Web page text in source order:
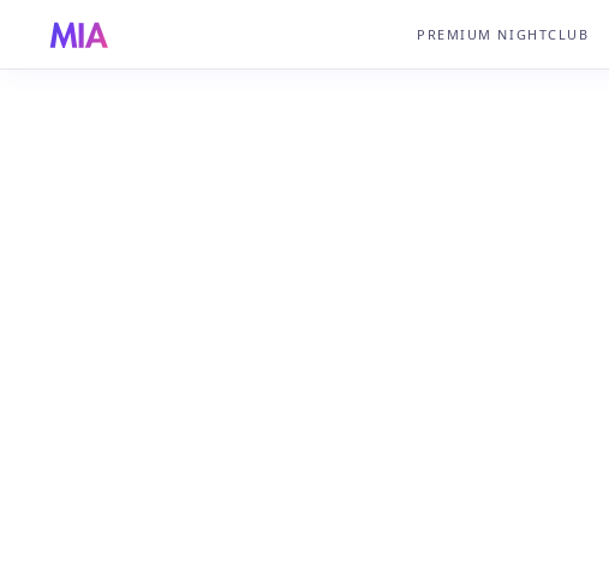
PREMIUM NIGHTCLUB